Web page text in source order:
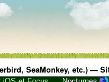
SeaMonkey, etc.) —